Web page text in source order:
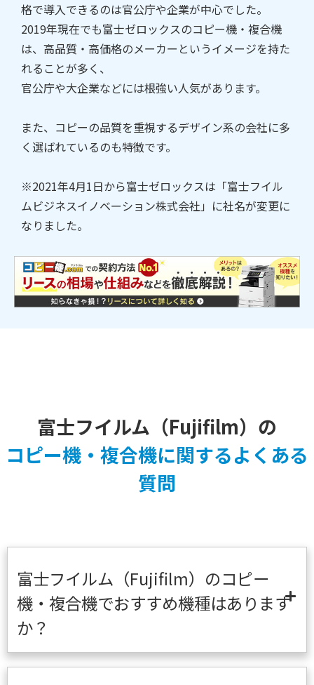
格で導入できるのは官公庁や企業が中心でした。
2019年現在でも富士ゼロックスのコピー機・複合機
は、高品質・高価格のメーカーというイメージを持た
れることが多く、
官公庁や大企業などには根強い人気があります。
また、コピーの品質を重視するデザイン系の会社に多
く選ばれているのも特徴です。
※2021年4月1日から富士ゼロックスは「富士フイル
ムビジネスイノベーション株式会社」に社名が変更に
なりました。
富士フイルム（Fujifilm）の
コピー機・複合機に関するよくある
質問
富士フイルム（Fujifilm）のコピー
機・複合機でおすすめ機種はあります
か？